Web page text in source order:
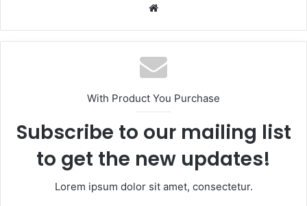
Website
With Product You Purchase
Subscribe to our mailing list
to get the new updates!
Lorem ipsum dolor sit amet, consectetur.